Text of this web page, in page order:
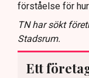
förståelse för
TN har sökt
Stadsrum.
Ett